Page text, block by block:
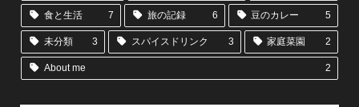
食と生活 7 旅の記録 6 豆のカレー 5
未分類 3 スパイスドリンク 3 家庭菜園 2
About me 2